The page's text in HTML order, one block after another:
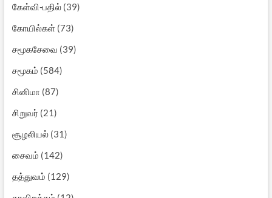
கேள்வி-பதில்(39)
கோயில்கள்(73)
சமூகசேவை (39)
சமூகம் (584)
சினிமா (87)
சிறுவர் (21)
சூழலியல்(31)
சைவம் (142)
தத்துவம் (129)